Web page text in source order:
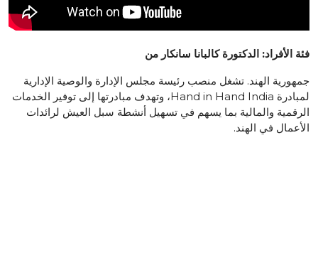
فئة الأفراد: الدكتورة كالبانا سانكار من
جمهورية الهند. تشغل منصب رئيسة مجلس الإدارة والوصية الإدارية
لمبادرة Hand in Hand India، وتهدف مبادرتها إلى توفير الخدمات
الرقمية والمالية بما يسهم في تسهيل أنشطة سبل العيش لرائدات
الأعمال في الهند.